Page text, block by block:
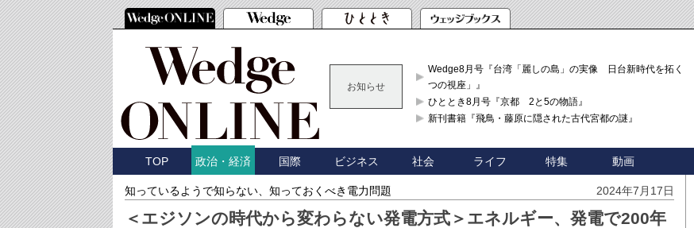
お知らせ
Wedge8月号『台湾「麗しの島」の実像 日台新時代を拓く「3
つの視座」』
ひととき8月号『京都 2と5の物語』
新刊書籍『飛鳥・藤原に隠された古代宮都の謎』
TOP 政治・経済 国際 ビジネス 社会 ライフ 特集 動画
知っているようで知らない、知っておくべき電力問題 2024年7月17日
＜エジソンの時代から変わらない発電方式＞エネルギー、発電で200年